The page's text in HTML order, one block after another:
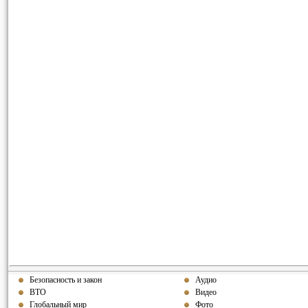
Безопасность и закон
ВТО
Глобальный мир
Аудио
Видео
Фото